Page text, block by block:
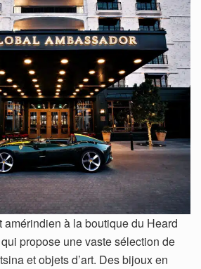
amérindien à la boutique du Heard
propose une vaste sélection de
et objets d’art. Des bijoux en